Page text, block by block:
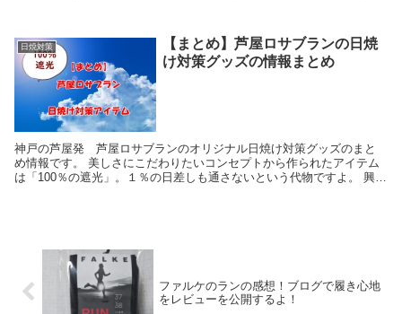
日焼対策
【まとめ】芦屋ロサブランの日焼
け対策グッズの情報まとめ
神戸の芦屋発 芦屋ロサブランのオリジナル日焼け対策グッズのまと
め情報です。 美しさにこだわりたいコンセプトから作られたアイテム
は「100％の遮光」。１％の日差しも通さないという代物ですよ。 興味
ファルケのランの感想！ブログで履き心地
をレビューを公開するよ！